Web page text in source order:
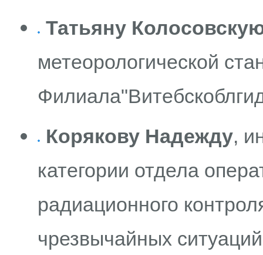
Татьяну
метеорологической
Корякову Надежду,
категории отдела
радиационного
чрезвычайных